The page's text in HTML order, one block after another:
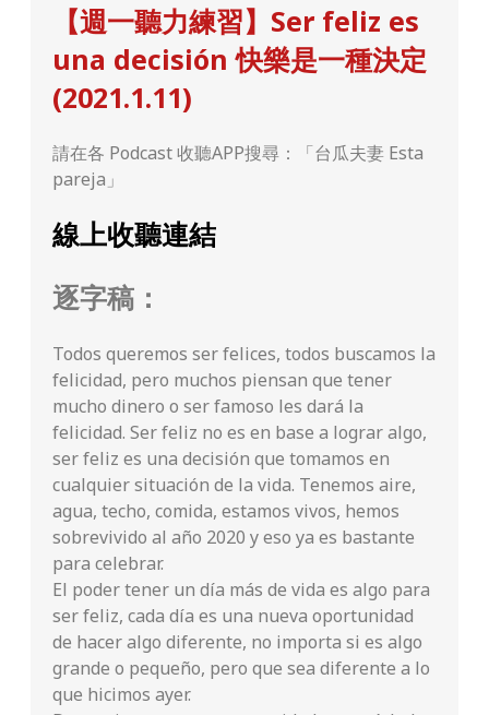
【週一聽力練習】Ser feliz es
una decisión 快樂是一種決定
(2021.1.11)
請在各 Podcast 收聽APP搜尋：「台瓜夫妻 Esta
pareja」
線上收聽連結
逐字稿：
Todos queremos ser felices, todos buscamos la
felicidad, pero muchos piensan que tener
mucho dinero o ser famoso les dará la
felicidad. Ser feliz no es en base a lograr algo,
ser feliz es una decisión que tomamos en
cualquier situación de la vida. Tenemos aire,
agua, techo, comida, estamos vivos, hemos
sobrevivido al año 2020 y eso ya es bastante
para celebrar.
El poder tener un día más de vida es algo para
ser feliz, cada día es una nueva oportunidad
de hacer algo diferente, no importa si es algo
grande o pequeño, pero que sea diferente a lo
que hicimos ayer.